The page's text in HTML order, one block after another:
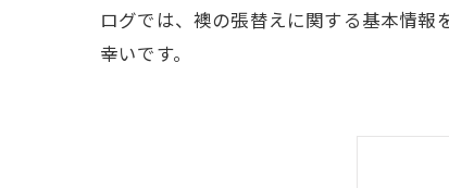
ログでは、襖の張替えに関する基本情
幸いです。